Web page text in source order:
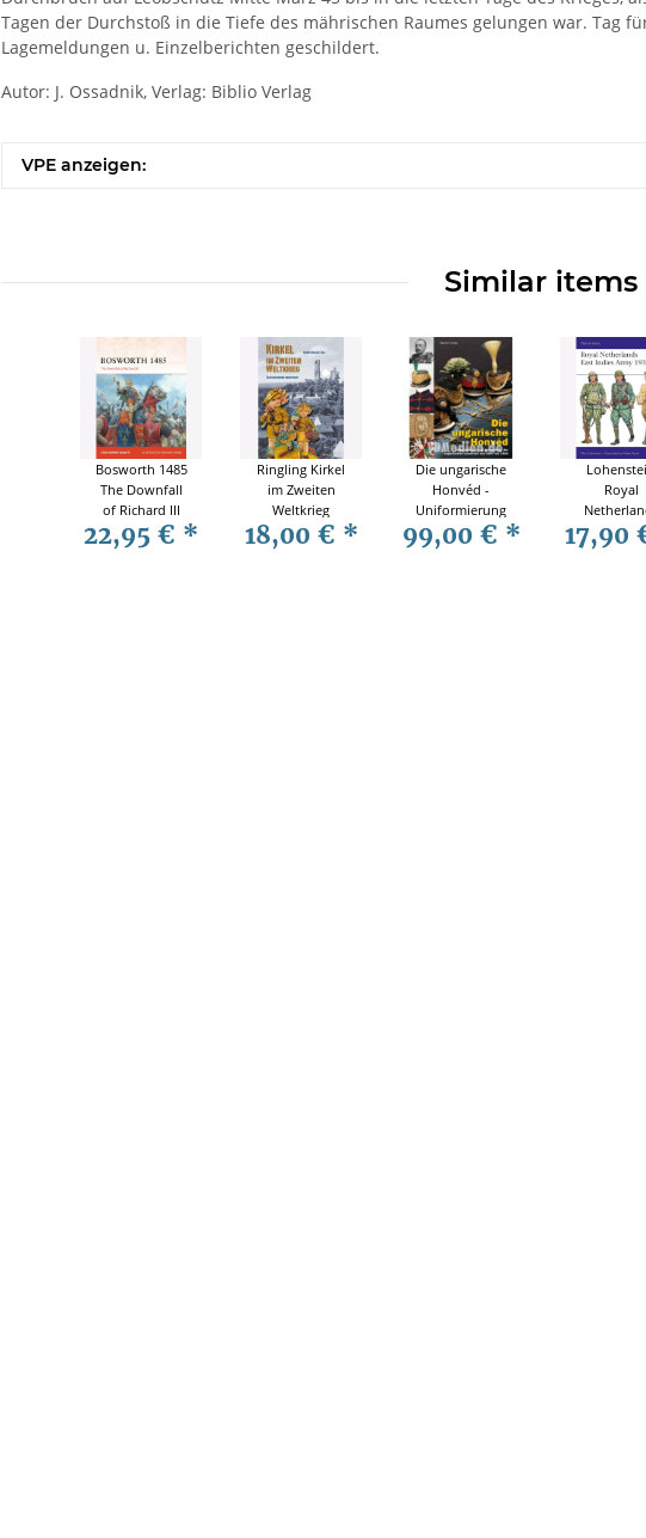
Tagen der Durchstoß in die Tiefe des mährischen Raumes gelungen war. Tag
Lagemeldungen u. Einzelberichten geschildert.
Autor: J. Ossadnik, Verlag: Biblio Verlag
VPE anzeigen:
Similar items
Bosworth 1485
The Downfall
of Richard III
Osprey
Campaign 360
22,95 € *
Ringling Kirkel
im Zweiten
Weltkrieg
Zeitzeuginnen
berichten
18,00 € *
Die ungarische
Honvéd -
Uniformierung
und
Ausrüstung der
99,00 € *
Royal
East
Army 1936-
17,90